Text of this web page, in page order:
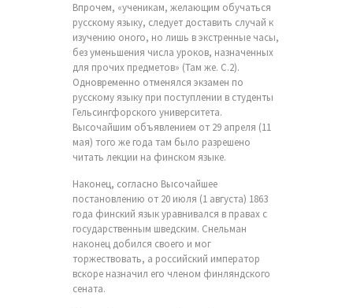
Впрочем, «ученикам, желающим обучаться
русскому языку, следует доставить случай к
изучению оного, но лишь в экстренные часы,
без уменьшения числа уроков, назначенных
для прочих предметов» (Там же. С.2).
Одновременно отменялся экзамен по
русскому языку при поступлении в студенты
Гельсингфорского университета.
Высочайшим объявлением от 29 апреля (11
мая) того же года там было разрешено
читать лекции на финском языке.
Наконец, согласно Высочайшее
постановлению от 20 июля (1 августа) 1863
года финский язык уравнивался в правах с
государственным шведским. Снельман
наконец добился своего и мог
торжествовать, а российский император
вскоре назначил его членом финляндского
сената.